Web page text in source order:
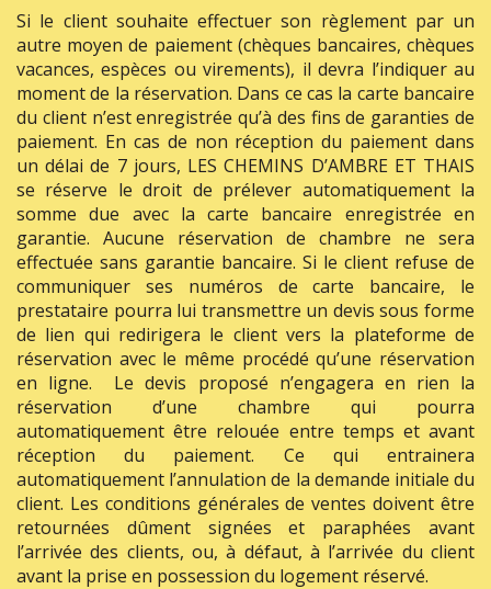
Si le client souhaite effectuer son règlement par un
autre moyen de paiement (chèques bancaires, chèques
vacances, espèces ou virements), il devra l’indiquer au
moment de la réservation. Dans ce cas la carte bancaire
du client n’est enregistrée qu’à des fins de garanties de
paiement. En cas de non réception du paiement dans
un délai de 7 jours, LES CHEMINS D’AMBRE ET THAIS
se réserve le droit de prélever automatiquement la
somme due avec la carte bancaire enregistrée en
garantie. Aucune réservation de chambre ne sera
effectuée sans garantie bancaire. Si le client refuse de
communiquer ses numéros de carte bancaire, le
prestataire pourra lui transmettre un devis sous forme
de lien qui redirigera le client vers la plateforme de
réservation avec le même procédé qu’une réservation
en ligne. Le devis proposé n’engagera en rien la
réservation d’une chambre qui pourra
automatiquement être relouée entre temps et avant
réception du paiement. Ce qui entrainera
automatiquement l’annulation de la demande initiale du
client. Les conditions générales de ventes doivent être
retournées dûment signées et paraphées avant
l’arrivée des clients, ou, à défaut, à l’arrivée du client
avant la prise en possession du logement réservé.